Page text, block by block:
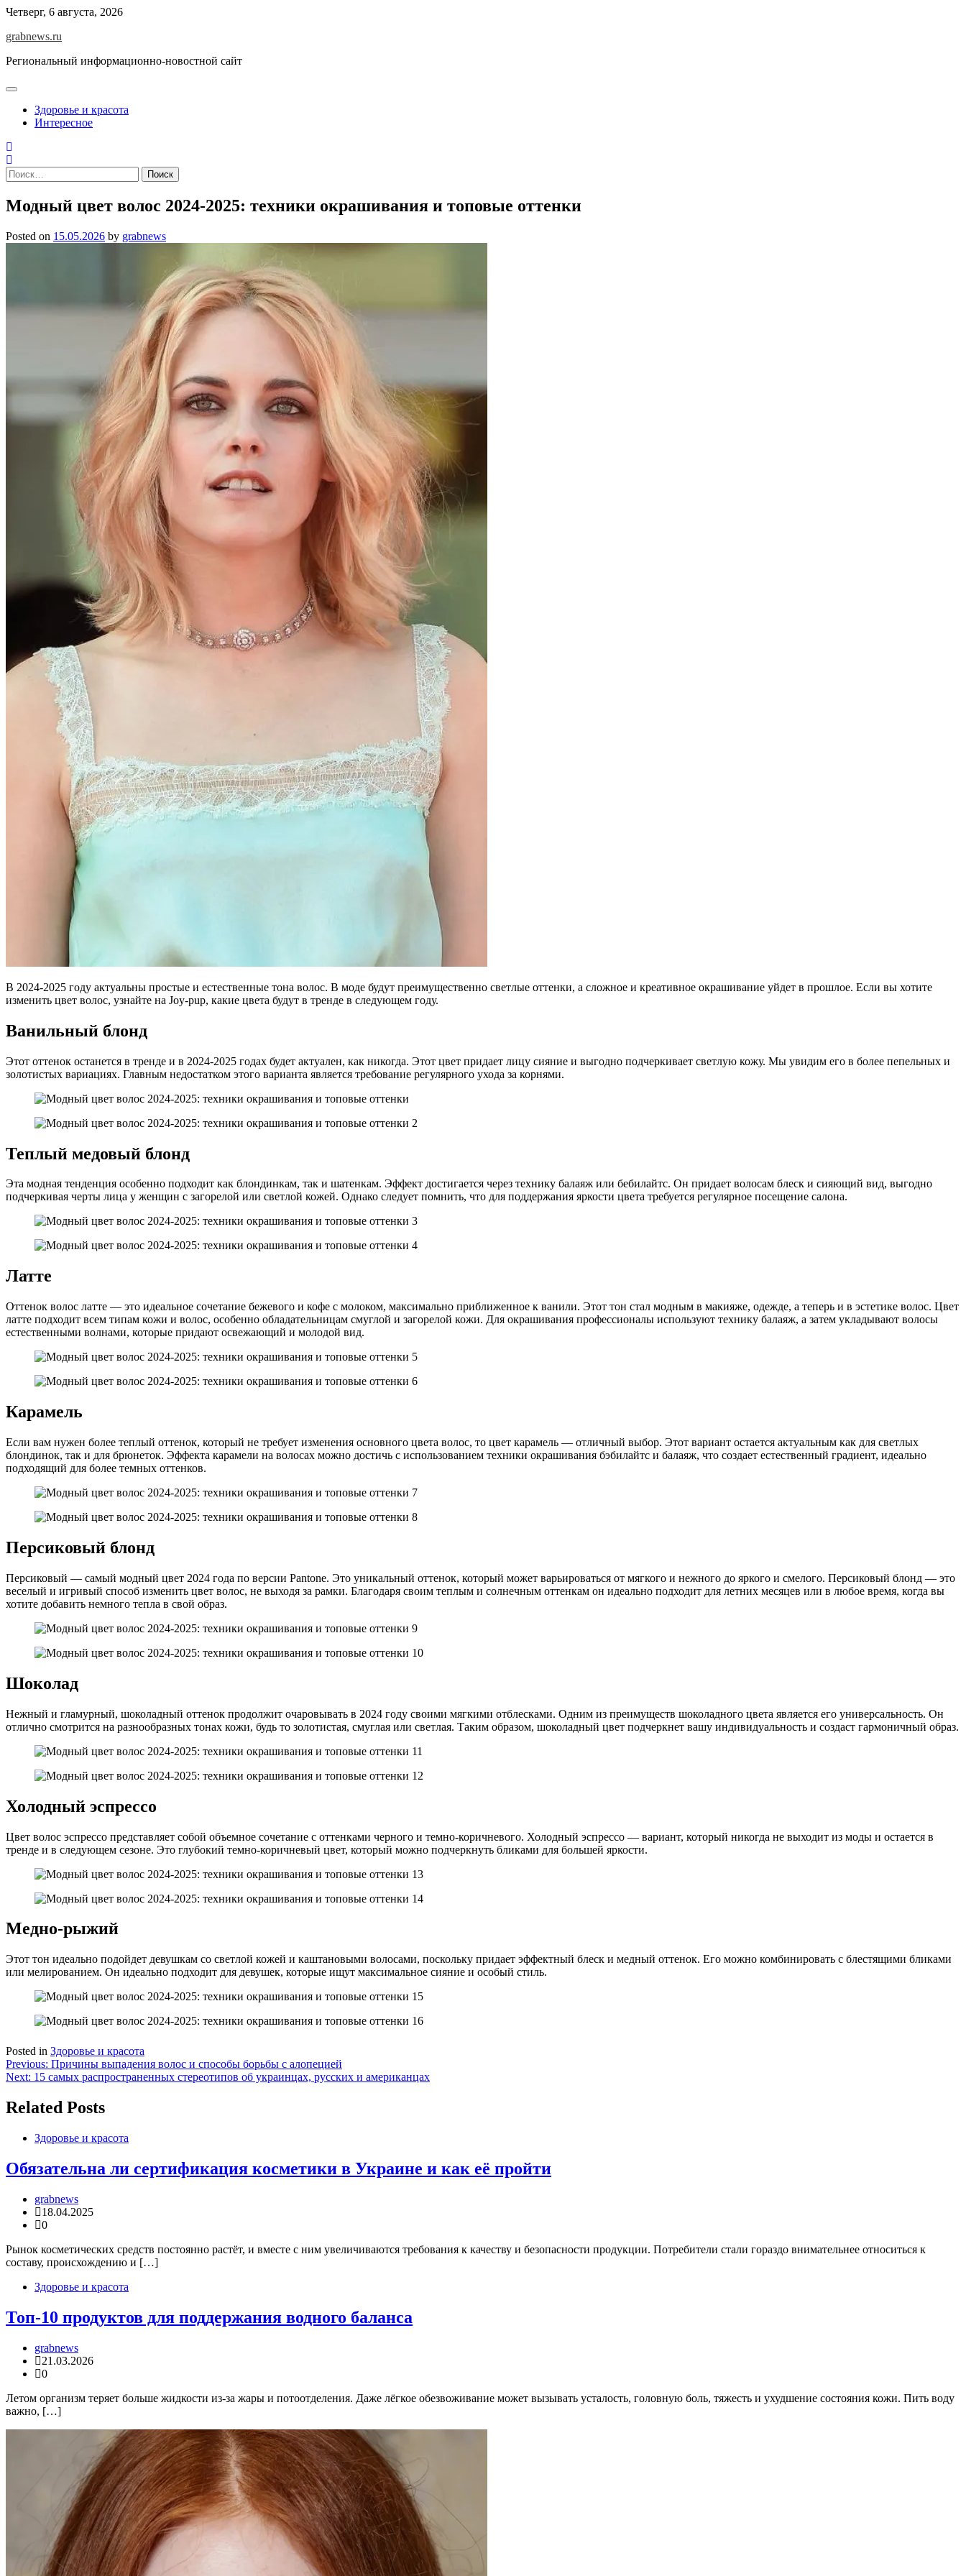
Skip
content
Четверг, 6 августа, 2026
grabnews.ru
Региональный информационно-новостной сайт
Здоровье и красота
Интересное
Найти:
Модный цвет волос 2024-2025: техники окрашивания и топовые оттенки
Posted on 15.05.2026 by grabnews
В 2024-2025 году актуальны простые и естественные тона волос. В моде будут преимущественно светлые оттенки, а сложное и креативное окрашивание уйдет в прошлое. Если вы хотите
изменить цвет волос, узнайте на Joy-pup, какие цвета будут в тренде в следующем году.
Ванильный блонд
Этот оттенок останется в тренде и в 2024-2025 годах будет актуален, как никогда. Этот цвет придает лицу сияние и выгодно подчеркивает светлую кожу. Мы увидим его в более пепельных и
золотистых вариациях. Главным недостатком этого варианта является требование регулярного ухода за корнями.
Теплый медовый блонд
Эта модная тенденция особенно подходит как блондинкам, так и шатенкам. Эффект достигается через технику балаяж или бебилайтс. Он придает волосам блеск и сияющий вид, выгодно
подчеркивая черты лица у женщин с загорелой или светлой кожей. Однако следует помнить, что для поддержания яркости цвета требуется регулярное посещение салона.
Латте
Оттенок волос латте — это идеальное сочетание бежевого и кофе с молоком, максимально приближенное к ванили. Этот тон стал модным в макияже, одежде, а теперь и в эстетике волос. Цвет
латте подходит всем типам кожи и волос, особенно обладательницам смуглой и загорелой кожи. Для окрашивания профессионалы используют технику балаяж, а затем укладывают волосы
естественными волнами, которые придают освежающий и молодой вид.
Карамель
Если вам нужен более теплый оттенок, который не требует изменения основного цвета волос, то цвет карамель — отличный выбор. Этот вариант остается актуальным как для светлых
блондинок, так и для брюнеток. Эффекта карамели на волосах можно достичь с использованием техники окрашивания бэбилайтс и балаяж, что создает естественный градиент, идеально
подходящий для более темных оттенков.
Персиковый блонд
Персиковый — самый модный цвет 2024 года по версии Pantone. Это уникальный оттенок, который может варьироваться от мягкого и нежного до яркого и смелого. Персиковый блонд — это
веселый и игривый способ изменить цвет волос, не выходя за рамки. Благодаря своим теплым и солнечным оттенкам он идеально подходит для летних месяцев или в любое время, когда вы
хотите добавить немного тепла в свой образ.
Шоколад
Нежный и гламурный, шоколадный оттенок продолжит очаровывать в 2024 году своими мягкими отблесками. Одним из преимуществ шоколадного цвета является его универсальность. Он
отлично смотрится на разнообразных тонах кожи, будь то золотистая, смуглая или светлая. Таким образом, шоколадный цвет подчеркнет вашу индивидуальность и создаст гармоничный образ.
Холодный эспрессо
Цвет волос эспрессо представляет собой объемное сочетание с оттенками черного и темно-коричневого. Холодный эспрессо — вариант, который никогда не выходит из моды и остается в
тренде и в следующем сезоне. Это глубокий темно-коричневый цвет, который можно подчеркнуть бликами для большей яркости.
Медно-рыжий
Этот тон идеально подойдет девушкам со светлой кожей и каштановыми волосами, поскольку придает эффектный блеск и медный оттенок. Его можно комбинировать с блестящими бликами
или мелированием. Он идеально подходит для девушек, которые ищут максимальное сияние и особый стиль.
Posted in Здоровье и красота
Навигация
по
записям
Previous: Причины выпадения волос и способы борьбы с алопецией
Next: 15 самых распространенных стереотипов об украинцах, русских и американцах
Related Posts
Здоровье и красота
Обязательна ли сертификация косметики в Украине и как её пройти
grabnews
18.04.2025
0
Рынок косметических средств постоянно растёт, и вместе с ним увеличиваются требования к качеству и безопасности продукции. Потребители стали гораздо внимательнее относиться к
составу, происхождению и […]
Здоровье и красота
Топ-10 продуктов для поддержания водного баланса
grabnews
21.03.2026
0
Летом организм теряет больше жидкости из-за жары и потоотделения. Даже лёгкое обезвоживание может вызывать усталость, головную боль, тяжесть и ухудшение состояния кожи. Пить воду
важно, […]